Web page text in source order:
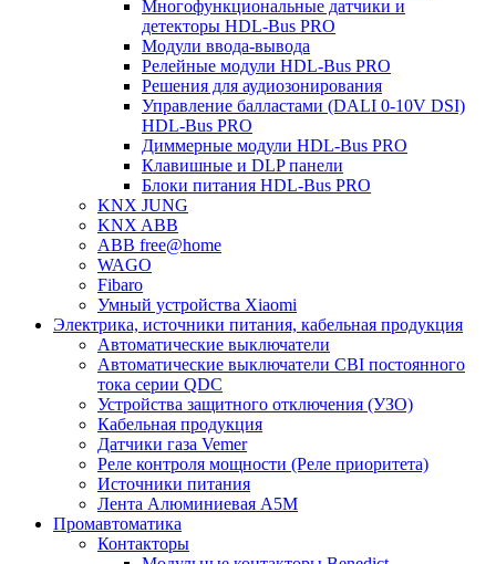
Многофункциональные датчики и
детекторы HDL-Bus PRO
Модули ввода-вывода
Релейные модули HDL-Bus PRO
Решения для аудиозонирования
Управление балластами (DALI 0-10V DSI)
HDL-Bus PRO
Диммерные модули HDL-Bus PRO
Клавишные и DLP панели
Блоки питания HDL-Bus PRO
KNX JUNG
KNX ABB
ABB free@home
WAGO
Fibaro
Умный устройства Xiaomi
Электрика, источники питания, кабельная продукция
Автоматические выключатели
Автоматические выключатели CBI постоянного
тока серии QDC
Устройства защитного отключения (УЗО)
Кабельная продукция
Датчики газа Vemer
Реле контроля мощности (Реле приоритета)
Источники питания
Лента Алюминиевая А5М
Промавтоматика
Контакторы